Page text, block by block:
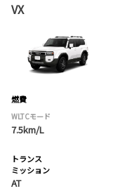
VX
燃費
WLTCモード
7.5km/L
トランス
ミッション
AT